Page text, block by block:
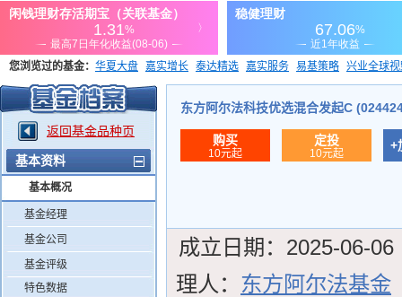
您浏览过的基金： 华夏大盘 嘉实增长 泰达精选 嘉实服务 易基策略 兴业全球
添富优势 华安宏利 上证180价值ETF
返回基金品种页
基本资料
基本概况
基金经理
基金公司
基金评级
特色数据
东方阿尔法科技优选混合发起C
购买
10元起
定投
10元起
+
成立日期： 2025-06-06
理人： 东方阿尔法基金